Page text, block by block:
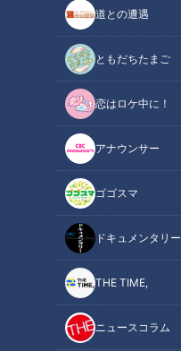
道との遭遇
ともだちたまご
恋はロケ中に！
アナウンサー
ゴゴスマ
ドキュメンタリー
THE TIME,
ニュースコラム
CBCテレビ『花咲かタイムズ』
この記事の画像（全11枚）